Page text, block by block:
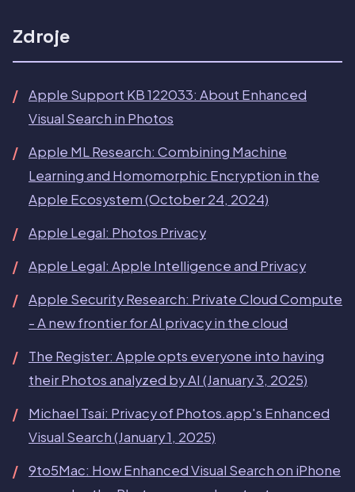
Zdroje
Apple Support KB 122033: About Enhanced
Visual Search in Photos
Apple ML Research: Combining Machine
Learning and Homomorphic Encryption in the
Apple Ecosystem (October 24, 2024)
Apple Legal: Photos Privacy
Apple Legal: Apple Intelligence and Privacy
Apple Security Research: Private Cloud Compute
- A new frontier for AI privacy in the cloud
The Register: Apple opts everyone into having
their Photos analyzed by AI (January 3, 2025)
Michael Tsai: Privacy of Photos.app's Enhanced
Visual Search (January 1, 2025)
9to5Mac: How Enhanced Visual Search on iPhone